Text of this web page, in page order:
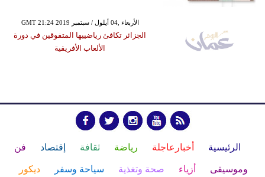
GMT 21:24 2019 الأربعاء ,04 أيلول / سبتمبر
الجزائر تكافئ رياضييها المتفوقين في دورة
الألعاب الأفريقية
الرئيسية أخبارعاجلة رياضة ثقافة إقتصاد فن
وموسيقى أزياء صحة وتغذية سياحة وسفر ديكور